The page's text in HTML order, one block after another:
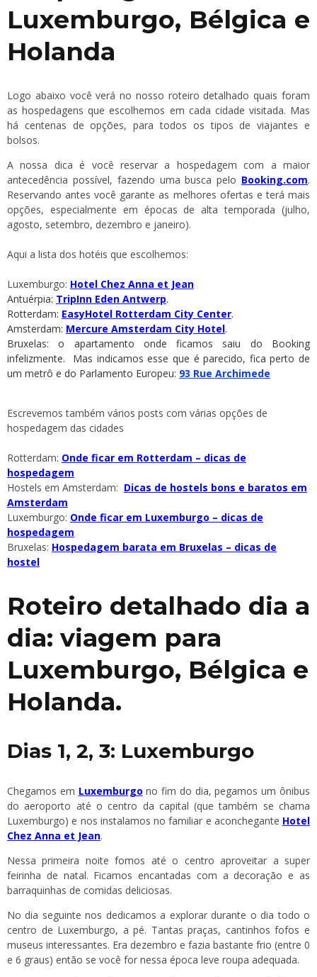
Luxemburgo, Bélgica e
Holanda
Logo abaixo você verá no nosso roteiro detalhado quais foram
as hospedagens que escolhemos em cada cidade visitada. Mas
há centenas de opções, para todos os tipos de viajantes e
bolsos.
A nossa dica é você reservar a hospedagem com a maior
antecedência possível, fazendo uma busca pelo Booking.com.
Reservando antes você garante as melhores ofertas e terá mais
opções, especialmente em épocas de alta temporada (julho,
agosto, setembro, dezembro e janeiro).
Aqui a lista dos hotéis que escolhemos:
Luxemburgo: Hotel Chez Anna et Jean
Antuérpia: TripInn Eden Antwerp.
Rotterdam: EasyHotel Rotterdam City Center.
Amsterdam: Mercure Amsterdam City Hotel.
Bruxelas: o apartamento onde ficamos saiu do Booking
infelizmente. Mas indicamos esse que é parecido, fica perto de
um metrô e do Parlamento Europeu: 93 Rue Archimede
Escrevemos também vários posts com várias opções de
hospedagem das cidades
Rotterdam: Onde ficar em Rotterdam – dicas de
hospedagem
Hostels em Amsterdam: Dicas de hostels bons e baratos em
Amsterdam
Luxemburgo: Onde ficar em Luxemburgo – dicas de
hospedagem
Bruxelas: Hospedagem barata em Bruxelas – dicas de
hostel
Roteiro detalhado dia a
dia: viagem para
Luxemburgo, Bélgica e
Holanda.
Dias 1, 2, 3: Luxemburgo
Chegamos em Luxemburgo no fim do dia, pegamos um ônibus
do aeroporto até o centro da capital (que também se chama
Luxemburgo) e nos instalamos no familiar e aconchegante Hotel
Chez Anna et Jean.
Nessa primeira noite fomos até o centro aproveitar a super
feirinha de natal. Ficamos encantadas com a decoração e as
barraquinhas de comidas deliciosas.
No dia seguinte nos dedicamos a explorar durante o dia todo o
centro de Luxemburgo, a pé. Tantas praças, cantinhos fofos e
museus interessantes. Era dezembro e fazia bastante frio (entre 0
e 6 graus) então se você for nessa época leve roupa adequada.